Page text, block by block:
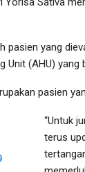
pasien yang
Unit (AHU)
pasien
“Untuk
terus